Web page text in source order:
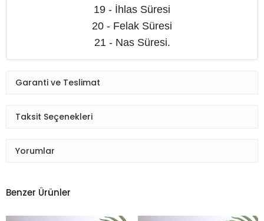
19 - İhlas Süresi
20 - Felak Süresi
21 - Nas Süresi.
Garanti ve Teslimat
Taksit Seçenekleri
Yorumlar
Benzer Ürünler